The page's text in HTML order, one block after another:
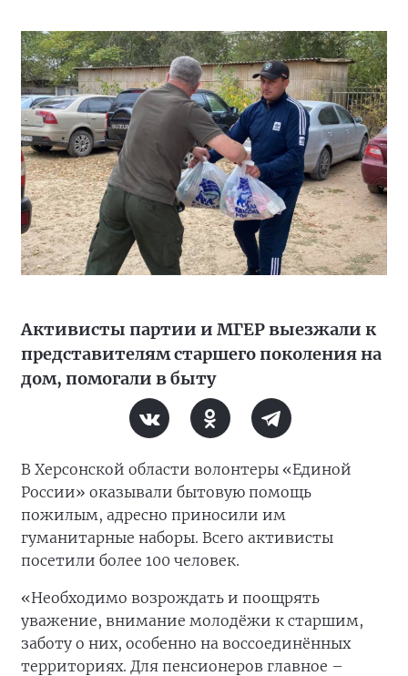
Активисты партии и МГЕР выезжали к
представителям старшего поколения на
дом, помогали в быту
В Херсонской области волонтеры «Единой
России» оказывали бытовую помощь
пожилым, адресно приносили им
гуманитарные наборы. Всего активисты
посетили более 100 человек.
«Необходимо возрождать и поощрять
уважение, внимание молодёжи к старшим,
заботу о них, особенно на воссоединённых
территориях. Для пенсионеров главное –